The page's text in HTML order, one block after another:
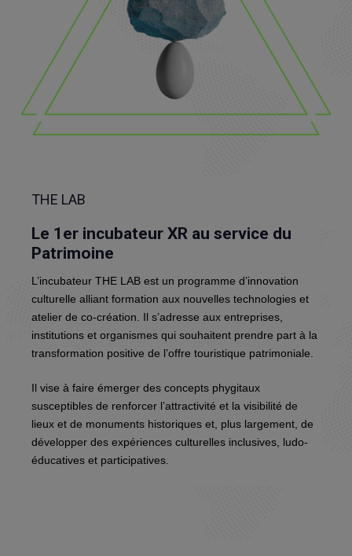
THE LAB
Le 1er incubateur XR au service du
Patrimoine
L’incubateur THE LAB est un programme d’innovation
culturelle alliant formation aux nouvelles technologies et
atelier de co-création.
Il s’adresse aux entreprises,
institutions et organismes qui souhaitent prendre part à la
transformation positive de l’offre touristique patrimoniale.
Il vise à faire émerger des concepts phygitaux
susceptibles de renforcer l’attractivité et la visibilité de
lieux et de monuments historiques et, plus largement, de
développer des expériences culturelles inclusives, ludo-
éducatives et participatives.